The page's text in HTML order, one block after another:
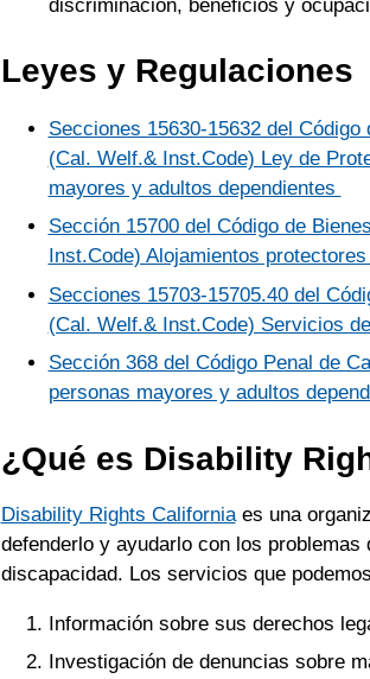
discriminación, beneficios y
Leyes y Regulaciones
Secciones 15630-15632 del
(Cal. Welf.& Inst.Code) Ley de
mayores y adultos dependientes
Sección 15700 del Código de
Inst.Code) Alojamientos
Secciones 15703-15705.40 del
(Cal. Welf.& Inst.Code) Servicios
Sección 368 del Código Penal de
personas mayores y adultos
¿Qué es Disability
Disability Rights Californiaes una
defenderlo y ayudarlo con los problemas
discapacidad. Los servicios que
Información sobre sus derechos
Investigación de denuncias sobre